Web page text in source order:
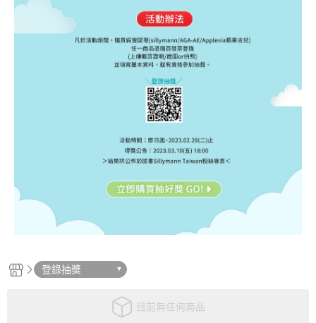
登錄抽獎
目前無任何商品